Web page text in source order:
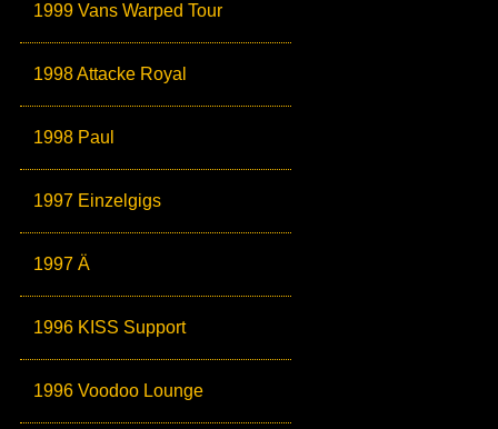
1999 Vans Warped Tour
1998 Attacke Royal
1998 Paul
1997 Einzelgigs
1997 Ä
1996 KISS Support
1996 Voodoo Lounge